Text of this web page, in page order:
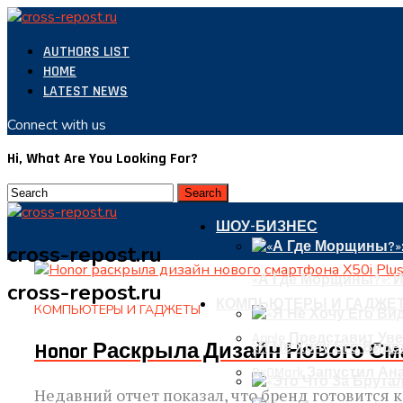
AUTHORS LIST
HOME
LATEST NEWS
Connect with us
Hi, What Are You Looking For?
cross-repost.ru
cross-repost.ru
ШОУ-БИЗНЕС
«А Где Морщины?»:
«Я Не Хочу Его
КОМПЬЮТЕРЫ И
Apple Представит
DxOMark Запустил
КОМПЬЮТЕРЫ И ГАДЖЕТЫ
Honor Раскрыла Дизайн Нового
Недавний отчет показал, что бренд